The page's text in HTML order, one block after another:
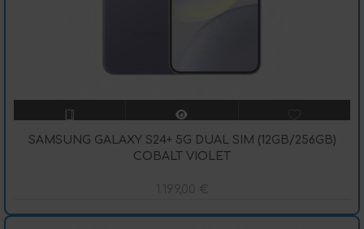
SAMSUNG GALAXY S24+ 5G DUAL SIM (12GB/256GB)
COBALT VIOLET
1.199,00 €